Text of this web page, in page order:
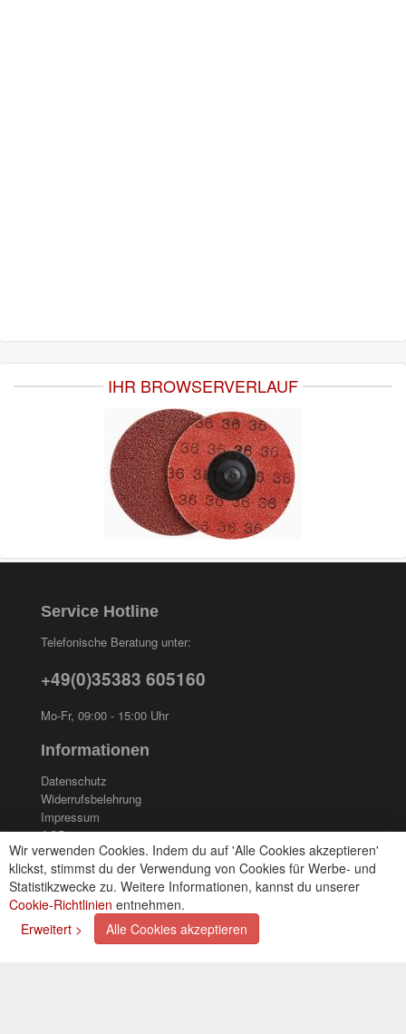
IHR BROWSERVERLAUF
Wir verwenden Cookies. Indem du auf 'Alle Cookies akzeptieren'
klickst, stimmst du der Verwendung von Cookies für Werbe- und
Statistikzwecke zu. Weitere Informationen, kannst du unserer
Cookie-Richtlinien entnehmen.
Erweitert >
Alle Cookies akzeptieren
Service Hotline
Telefonische Beratung unter:
+49(0)35383 605160
Mo-Fr, 09:00 - 15:00 Uhr
Informationen
Datenschutz
Widerrufsbelehrung
Impressum
AGB
Kontakt
Cookies einstellungen
Zahlungsarten